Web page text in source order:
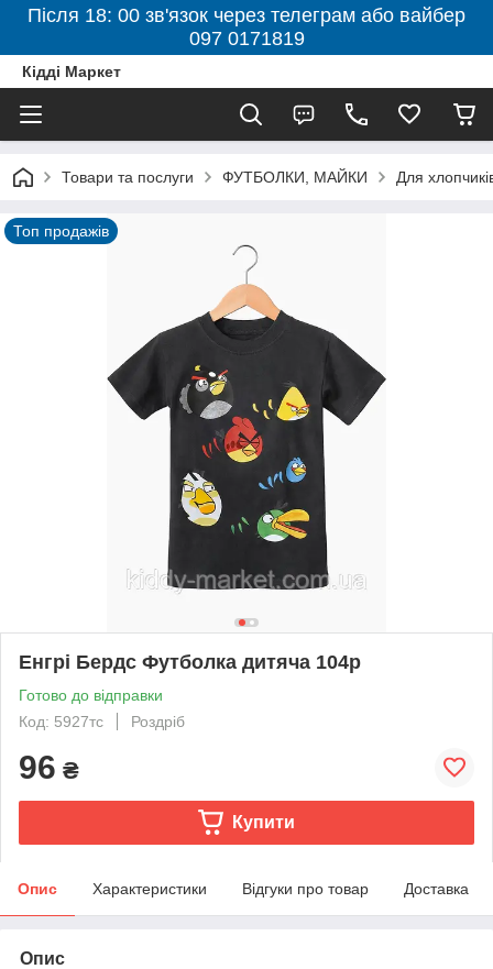
Після 18: 00 зв'язок через телеграм або вайбер
097 0171819
Кідді Маркет
Товари та послуги ФУТБОЛКИ, МАЙКИ Для
Топ продажів
Енгрі Бердс Футболка дитяча 104р
Готово до відправки
Код: 5927тс
Роздріб
96 ₴
Купити
Опис Характеристики Відгуки про товар Доставка
Опис